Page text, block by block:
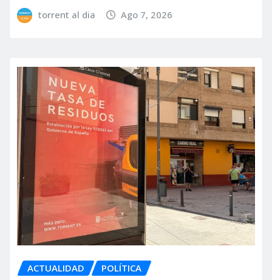
torrent al dia Ago 7, 2026
ACTUALIDAD POLÍTICA